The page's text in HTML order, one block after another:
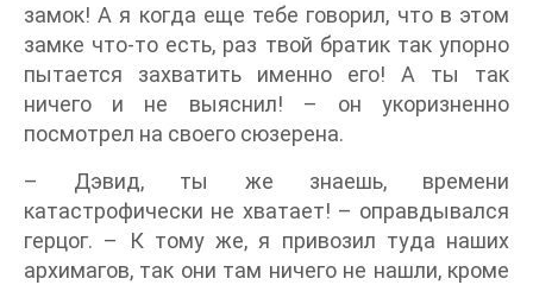
замок! А я когда еще тебе говорил, что в этом
замке что-то есть, раз твой братик так упорно
пытается захватить именно его! А ты так
ничего и не выяснил! – он укоризненно
посмотрел на своего сюзерена.
– Дэвид, ты же знаешь, времени
катастрофически не хватает! – оправдывался
герцог. – К тому же, я привозил туда наших
архимагов, так они там ничего не нашли, кроме